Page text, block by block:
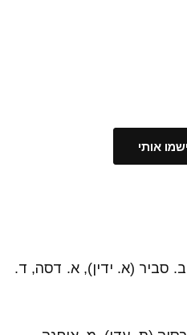
סביר (א. ידין), א. דסה, ד.